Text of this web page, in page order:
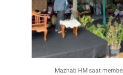
Mazhab HM saat